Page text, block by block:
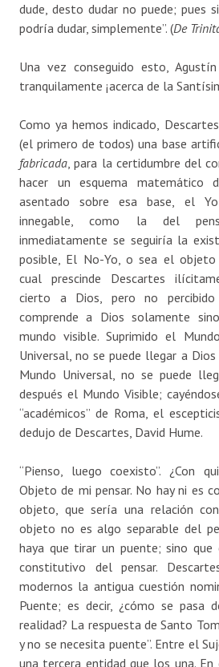
dude, desto dudar no puede; pues
podría dudar, simplemente”. (De
Una vez conseguido esto,
tranquilamente ¡acerca de la
Como ya hemos indicado,
(el primero de todos) una base
fabricada, para la certidumbre del
hacer un esquema
asentado sobre esa base, el
innegable, como la del
inmediatamente se seguiría la
posible, El No-Yo, o sea el
cual prescinde Descartes
cierto a Dios, pero no
comprende a Dios solamente
mundo visible. Suprimido el
Universal, no se puede llegar a
Mundo Universal, no se puede
después el Mundo Visible;
“académicos” de Roma, el
dedujo de Descartes, David Hume.
“Pienso, luego coexisto”. ¿Con
Objeto de mi pensar. No hay ni es
objeto, que sería una relación
objeto no es algo separable del
haya que tirar un puente; sino que
constitutivo del pensar.
modernos la antigua cuestión
Puente; es decir, ¿cómo se pasa
realidad? La respuesta de Santo
y no se necesita puente”. Entre el
una tercera entidad que los una.